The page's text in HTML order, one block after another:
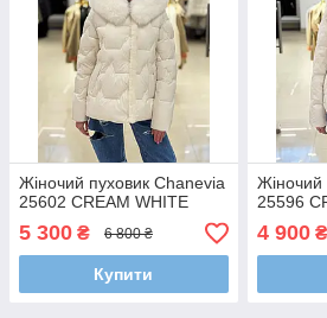
Жіночий пуховик Chanevia
25602 CREAM WHITE
5 300 ₴ 6 800 ₴
Купити
Жіночий
25596
4 900₴